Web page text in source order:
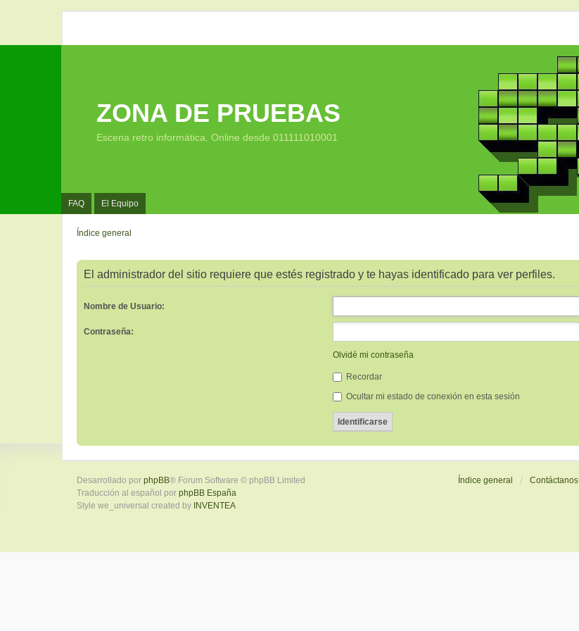
FAQ El Equipo
ZONA DE PRUEBAS
Escena retro informática. Online desde 011111010001
Índice general
El administrador del sitio requiere que estés registrado y te hayas identificado para ver perfiles.
Nombre de Usuario:
Contraseña:
Olvidé mi contraseña
Recordar
Ocultar mi estado de conexión en esta sesión
Índice general Contáctanos
Desarrollado por phpBB® Forum Software © phpBB Limited
Traducción al español por phpBB España
Style we_universal created by INVENTEA